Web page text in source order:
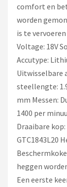
comfort en
worden
is te
Voltage: 18V
Accutype:
Uitwisselbare
steellengte:
mm Messen:
1400 per
Draaibare
GTC1843L20
heggen
Een eerste